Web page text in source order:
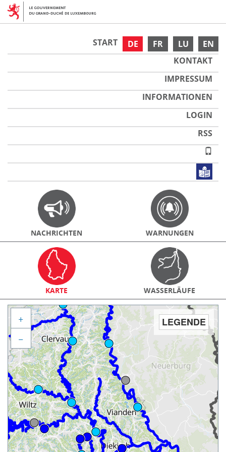
DE FR LU EN
START
KONTAKT
IMPRESSUM
INFORMATIONEN
LOGIN
RSS
NACHRICHTEN WARNUNGEN
KARTE WASSERLÄUFE
LEGENDE
+
−